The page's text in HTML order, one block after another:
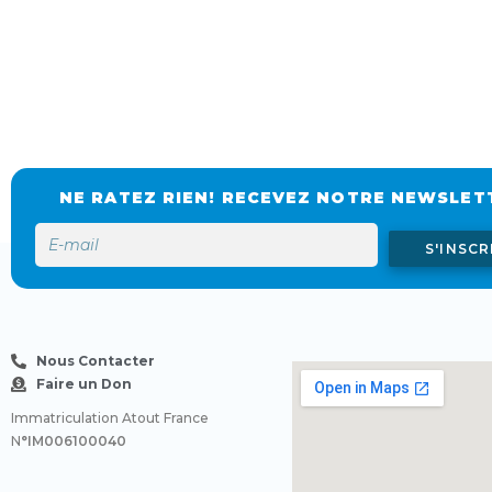
NE RATEZ RIEN! RECEVEZ NOTRE
Nous Contacter
Faire un Don
Immatriculation Atout France
N°IM006100040